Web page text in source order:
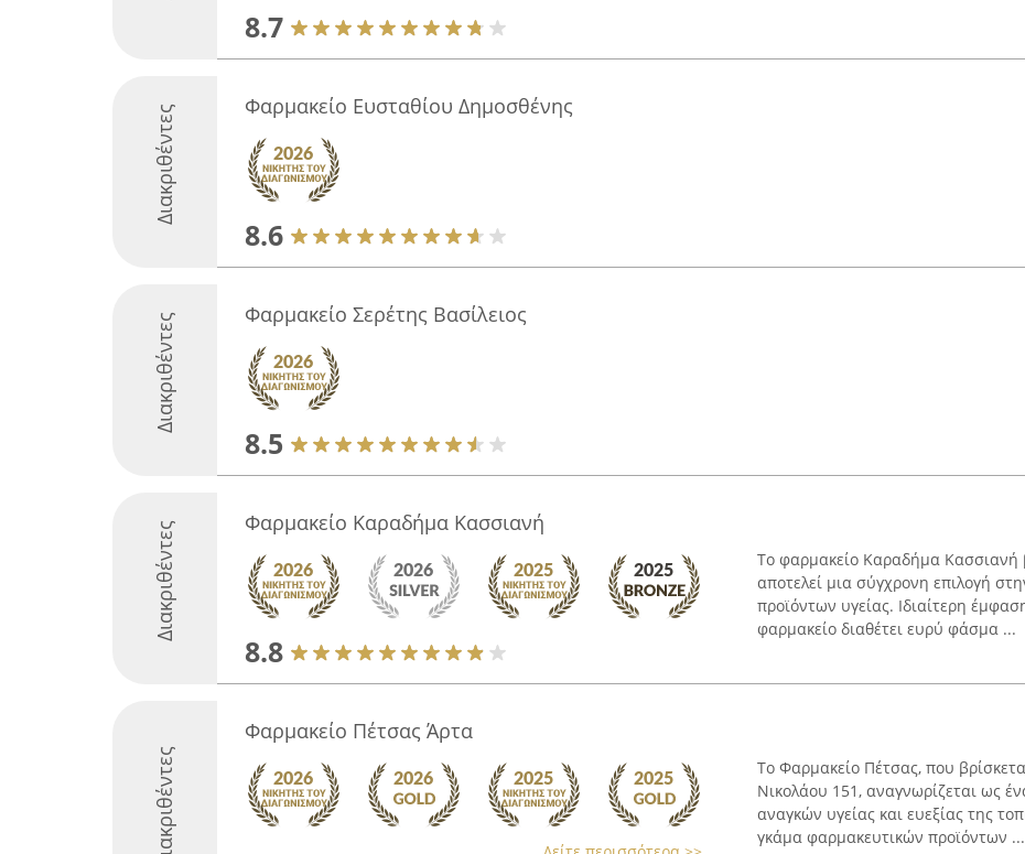
8.7
Διακριθέντες Φαρμακείο Ευσταθίου Δημοσθένης
8.6
Διακριθέντες Φαρμακείο Σερέτης Βασίλειος
8.5
Διακριθέντες Φαρμακείο Καραδήμα Κασσιανή
8.8
Το φαρμακείο Καραδήμα Κασσιανή
αποτελεί μια σύγχρονη επιλογή
προϊόντων υγείας. Ιδιαίτερη
φαρμακείο διαθέτει ευρύ φάσμα ...
Διακριθέντες
Φαρμακείο Πέτσας Άρτα
Το Φαρμακείο Πέτσας, που
Νικολάου 151, αναγνωρίζεται ως
αναγκών υγείας και ευεξίας της
γκάμα φαρμακευτικών προϊόντων ...